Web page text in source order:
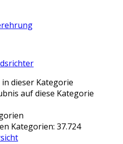
dieser Kategorie
Kategorien: 37.724